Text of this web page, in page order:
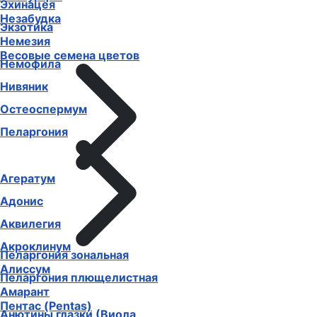
Незабудка
Немезия
Немофила
Нивяник
Остеоспермум
Пеларгония
Пеларгония зональная
Пеларгония плющелистная
Пентас (Pentas)
Эхинацея
Экзотика
Весовые семена цветов
Агератум
Адонис
Аквилегия
Акроклинум
Алиссум
Амарант
Анютины глазки (Виола